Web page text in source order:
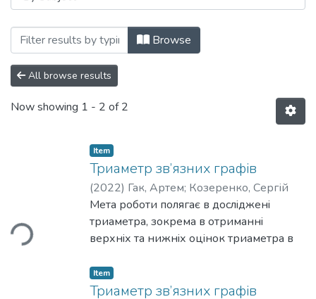
Browsing F2 Інженерія програмного
Browse
All browse results
Now showing 1 - 2 of 2
Item
Триаметр зв’язних графiв
(2022) Гак, Артем; Козеренко, Сергій
Мета роботи полягає в дослiдженi
триаметра, зокрема в отриманнi
верхнiх та нижнiх оцiнок триаметра в
Окремо розглядаються оцiнки
триаметра дерев в термiнах кiлькостi
Item
Триаметр зв’язних графів